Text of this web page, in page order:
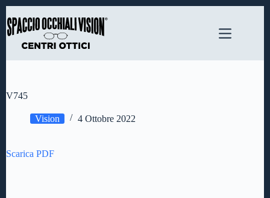
al
contenuto
V745
Vision 4 Ottobre 2022
Scarica PDF